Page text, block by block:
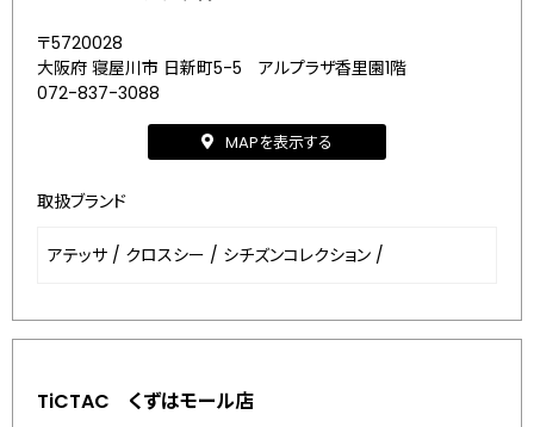
〒5720028
大阪府 寝屋川市 日新町5-5 アルプラザ香里園1階
072-837-3088
MAPを表示する
取扱ブランド
アテッサ / クロスシー / シチズンコレクション /
TiCTAC くずはモール店